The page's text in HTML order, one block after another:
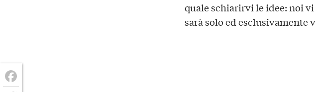
quale schiarirvi le idee: noi
sarà solo ed esclusivamente